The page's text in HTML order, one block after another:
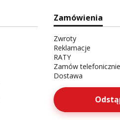
Zamówienia
Zwroty
Reklamacje
RATY
Zamów telefonicznie
Dostawa